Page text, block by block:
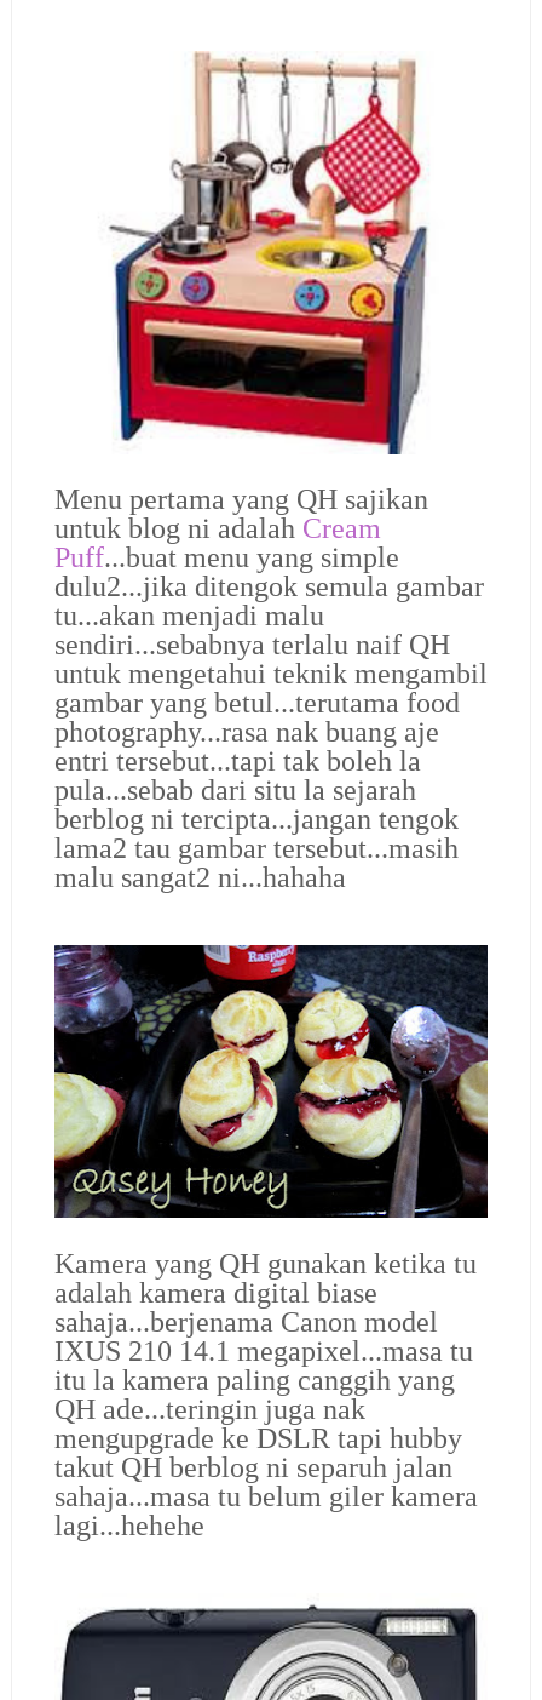
Menu pertama yang QH sajikan
untuk blog ni adalah Cream
Puff...buat menu yang simple
dulu2...jika ditengok semula gambar
tu...akan menjadi malu
sendiri...sebabnya terlalu naif QH
untuk mengetahui teknik mengambil
gambar yang betul...terutama food
photography...rasa nak buang aje
entri tersebut...tapi tak boleh la
pula...sebab dari situ la sejarah
berblog ni tercipta...jangan tengok
lama2 tau gambar tersebut...masih
malu sangat2 ni...hahaha
Kamera yang QH gunakan ketika tu
adalah kamera digital biase
sahaja...berjenama Canon model
IXUS 210 14.1 megapixel...masa tu
itu la kamera paling canggih yang
QH ade...teringin juga nak
mengupgrade ke DSLR tapi hubby
takut QH berblog ni separuh jalan
sahaja...masa tu belum giler kamera
lagi...hehehe